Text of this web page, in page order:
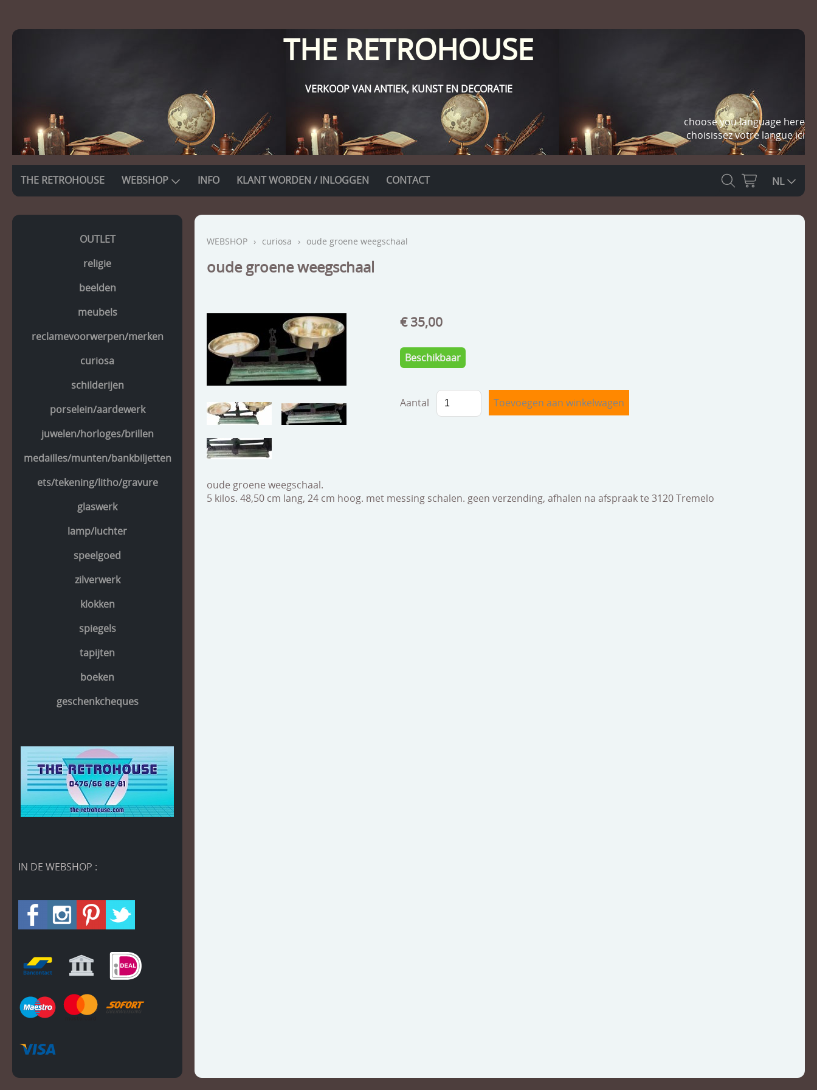
THE RETROHOUSE
VERKOOP VAN ANTIEK, KUNST EN DECORATIE
choose you language here
choisissez votre langue ici
THE RETROHOUSE WEBSHOP INFO KLANT WORDEN / INLOGGEN CONTACT NL
OUTLET
religie
beelden
meubels
reclamevoorwerpen/merken
curiosa
schilderijen
porselein/aardewerk
juwelen/horloges/brillen
medailles/munten/bankbiljetten
ets/tekening/litho/gravure
glaswerk
lamp/luchter
speelgoed
zilverwerk
klokken
spiegels
tapijten
boeken
geschenkcheques
IN DE WEBSHOP :
WEBSHOP › curiosa › oude groene weegschaal
oude groene weegschaal
€ 35,00
Beschikbaar
Aantal
oude groene weegschaal.
5 kilos. 48,50 cm lang, 24 cm hoog. met messing schalen. geen verzending, afhalen na afspraak te 3120 Tremelo